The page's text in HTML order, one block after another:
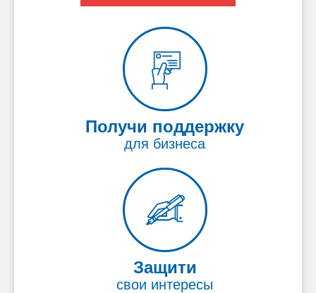
Получи поддержку
для бизнеса
Защити
свои интересы